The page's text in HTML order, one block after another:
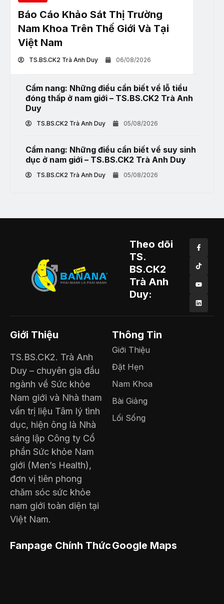
Báo Cáo Khảo Sát Thị Trường
Nam Khoa Trên Thế Giới Và Tại
Việt Nam
TS.BS.CK2 Trà Anh Duy 06/08/2026
Cẩm nang: Những điều cần biết về lỗ tiểu
đóng thấp ở nam giới – TS.BS.CK2 Trà Anh
Duy
TS.BS.CK2 Trà Anh Duy 05/08/2026
Cẩm nang: Những điều cần biết về suy sinh
dục ở nam giới – TS.BS.CK2 Trà Anh Duy
TS.BS.CK2 Trà Anh Duy 05/08/2026
Theo dõi
TS.
BS.CK2
Trà Anh
Duy:
Giới Thiệu
TS.BS.CK2. Trà Anh
Duy – chuyên gia đầu
ngành về Sức khỏe
Nam giới và Nhà tham
vấn trị liệu Tâm lý tình
dục, hiện ông là Nhà
sáng lập Công ty Cổ
phần Sức khỏe Nam
giới (Men’s Health),
đơn vị tiên phong
chăm sóc sức khỏe
nam giới toàn diện tại
Việt Nam.
Thông Tin
Giới Thiệu
Đặt Hẹn
Nam Khoa
Bài Giảng
Lối Sống
Fanpage Chính ThứcGoogle Maps